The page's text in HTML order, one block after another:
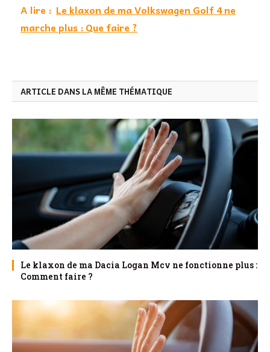
A lire : Le klaxon de ma Volkswagen Golf 4 ne
marche plus : Que faire ?
ARTICLE DANS LA MÊME THÉMATIQUE
Le klaxon de ma Dacia Logan Mcv ne fonctionne plus :
Comment faire ?